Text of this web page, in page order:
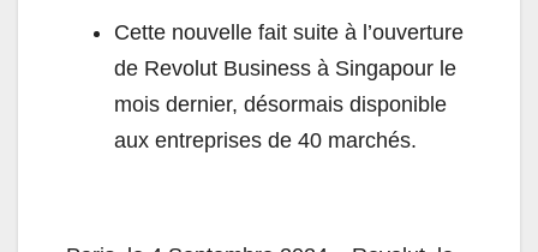
Cette nouvelle fait suite à l’ouverture
de Revolut Business à Singapour le
mois dernier, désormais disponible
aux entreprises de 40 marchés.